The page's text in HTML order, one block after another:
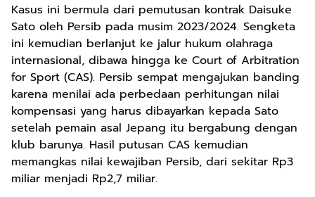
Kasus ini bermula dari pemutusan kontrak Daisuke
Sato oleh Persib pada musim 2023/2024. Sengketa
ini kemudian berlanjut ke jalur hukum olahraga
internasional, dibawa hingga ke Court of Arbitration
for Sport (CAS). Persib sempat mengajukan banding
karena menilai ada perbedaan perhitungan nilai
kompensasi yang harus dibayarkan kepada Sato
setelah pemain asal Jepang itu bergabung dengan
klub barunya. Hasil putusan CAS kemudian
memangkas nilai kewajiban Persib, dari sekitar Rp3
miliar menjadi Rp2,7 miliar.